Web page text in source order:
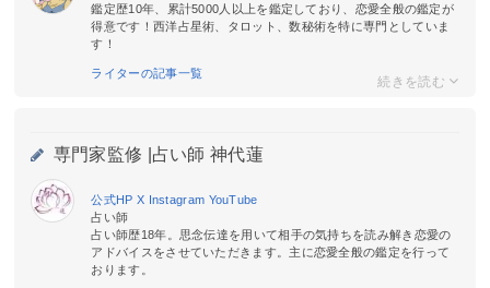
鑑定歴10年、累計5000人以上を鑑定しており、恋愛全般の鑑定が
得意です！西洋占星術、タロット、数秘術を特に専門としていま
す！
ライターの記事一覧
専門家監修 | 占い師 神代蓮
公式HP X Instagram YouTube
占い師
占い師歴18年。思念伝達を用いて相手の気持ちを読み解き恋愛の
アドバイスをさせていただきます。主に恋愛全般の鑑定を行って
おります。